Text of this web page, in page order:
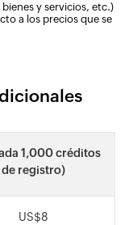
y servicios, etc.)
a los precios que se
1,000 créditos
de registro)
US$8